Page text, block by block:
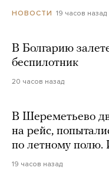
НОВОСТИ 19 часов назад
В Болгарию
беспилотник
20 часов назад
В Шереметьево
на рейс,
по летному полю.
19 часов назад